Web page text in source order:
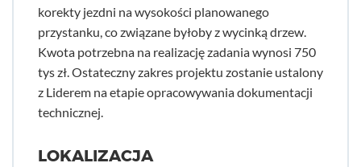
korekty jezdni na wysokości planowanego
przystanku, co związane byłoby z wycinką drzew.
Kwota potrzebna na realizację zadania wynosi 750
tys zł. Ostateczny zakres projektu zostanie ustalony
z Liderem na etapie opracowywania dokumentacji
technicznej.
LOKALIZACJA